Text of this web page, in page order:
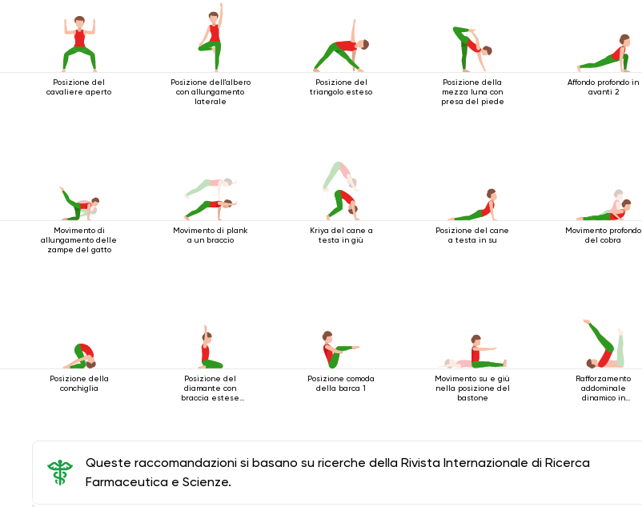
Posizione del
cavaliere aperto
Posizione dell'albero
con allungamento
laterale
Posizione del
triangolo esteso
Posizione della
mezza luna con
presa del piede
Affondo profondo in
avanti 2
Movimento di
allungamento delle
zampe del gatto
Movimento di plank
a un braccio
Kriya del cane a
testa in giù
Posizione del cane
a testa in su
Movimento profondo
del cobra
Posizione della
conchiglia
Posizione del
diamante con
braccia estese
Posizione comoda
della barca 1
Movimento su e giù
nella posizione del
bastone
Rafforzamento
addominale
dinamico in
Queste raccomandazioni si basano su ricerche della Rivista Internazionale di Ricerca
Farmaceutica e Scienze.